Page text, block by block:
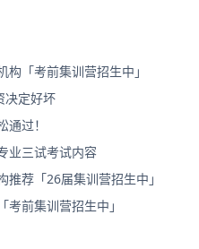
「考前集训营招生中」
决定好坏
过！
业三试考试内容
荐「26届集训营招生中」
前集训营招生中」